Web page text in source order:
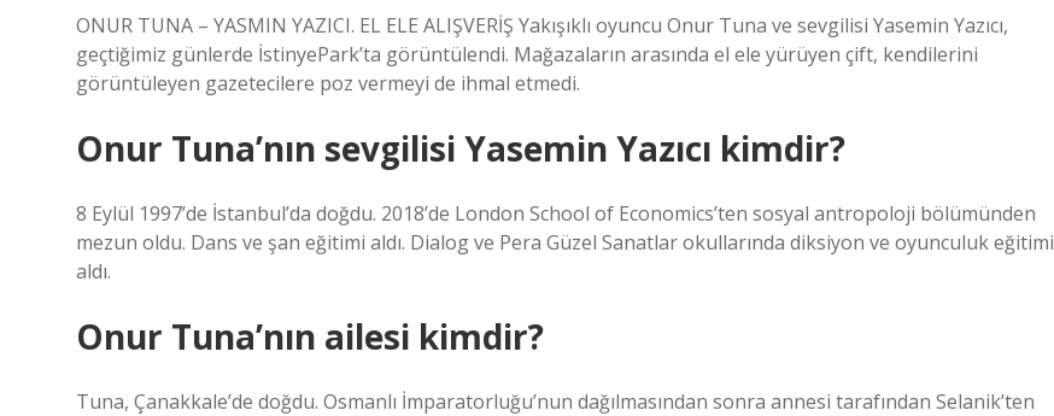
ONUR TUNA – YASMIN YAZICI. EL ELE ALIŞVERİŞ Yakışıklı oyuncu Onur Tuna ve sevgilisi Yasemin Yazıcı,
geçtiğimiz günlerde İstinyePark’ta görüntülendi. Mağazaların arasında el ele yürüyen çift, kendilerini
görüntüleyen gazetecilere poz vermeyi de ihmal etmedi.
Onur Tuna’nın sevgilisi Yasemin Yazıcı kimdir?
8 Eylül 1997’de İstanbul’da doğdu. 2018’de London School of Economics’ten sosyal antropoloji bölümünden
mezun oldu. Dans ve şan eğitimi aldı. Dialog ve Pera Güzel Sanatlar okullarında diksiyon ve oyunculuk eğitimi
aldı.
Onur Tuna’nın ailesi kimdir?
Tuna, Çanakkale’de doğdu. Osmanlı İmparatorluğu’nun dağılmasından sonra annesi tarafından Selanik’ten